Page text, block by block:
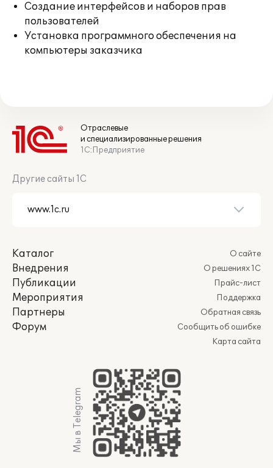
Создание интерфейсов и наборов прав
пользователей
Установка программного обеспечения на
компьютеры заказчика
Отраслевые
и специализированные решения
1С:Предприятие
Другие сайты 1С
Каталог
Внедрения
Публикации
Мероприятия
Партнеры
Форум
О сайте
О решениях 1С
Прайс-лист
Поддержка
Обратная связь
Сообщить об ошибке
Карта сайта
Мы в Telegram